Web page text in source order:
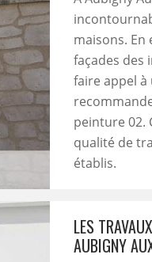
maisons.
façades des
faire appel
peinture 02.
qualité de
établis.
LES
AUBIGNY